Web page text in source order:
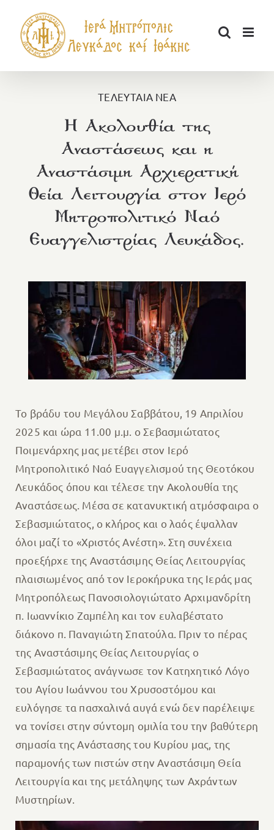
περιεχόμενο
ΤΕΛΕΥΤΑΙΑ ΝΕΑ
Η Ακολουθία της
Αναστάσεως και η
Αναστάσιμη Αρχιερατική
Θεία Λειτουργία στον Ιερό
Μητροπολιτικό Ναό
Ευαγγελιστρίας Λευκάδος.
Το βράδυ του Μεγάλου Σαββάτου, 19 Απριλίου
2025 και ώρα 11.00 μ.μ. ο Σεβασμιώτατος
Ποιμενάρχης μας μετέβει στον Ιερό
Μητροπολιτικό Ναό Ευαγγελισμού της Θεοτόκου
Λευκάδος όπου και τέλεσε την Ακολουθία της
Αναστάσεως. Μέσα σε κατανυκτική ατμόσφαιρα ο
Σεβασμιώτατος, ο κλήρος και ο λαός έψαλλαν
όλοι μαζί το «Χριστός Ανέστη». Στη συνέχεια
προεξήρχε της Αναστάσιμης Θείας Λειτουργίας
πλαισιωμένος από τον Ιεροκήρυκα της Ιεράς μας
Μητροπόλεως Πανοσιολογιώτατο Αρχιμανδρίτη
π. Ιωαννίκιο Ζαμπέλη και τον ευλαβέστατο
διάκονο π. Παναγιώτη Σπατούλα. Πριν το πέρας
της Αναστάσιμης Θείας Λειτουργίας ο
Σεβασμιώτατος ανάγνωσε τον Κατηχητικό Λόγο
του Αγίου Ιωάννου του Χρυσοστόμου και
ευλόγησε τα πασχαλινά αυγά ενώ δεν παρέλειψε
να τονίσει στην σύντομη ομιλία του την βαθύτερη
σημασία της Ανάστασης του Κυρίου μας, της
παραμονής των πιστών στην Αναστάσιμη Θεία
Λειτουργία και της μετάληψης των Αχράντων
Μυστηρίων.